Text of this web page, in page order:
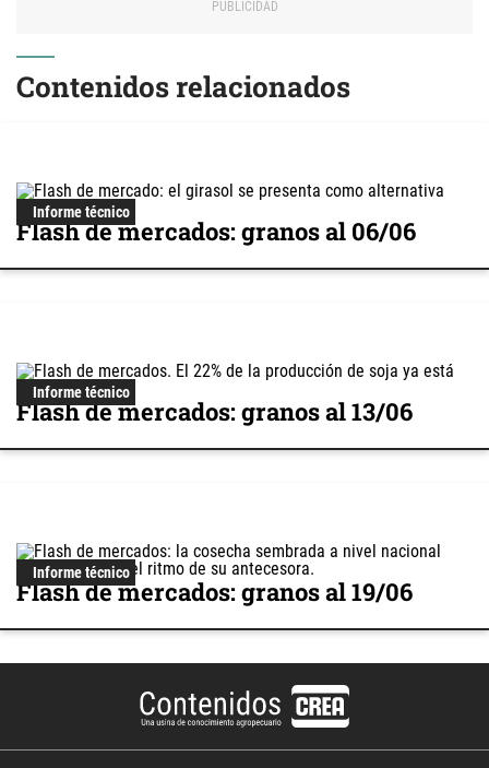
Contenidos relacionados
Informe técnico
Flash de mercados: granos al 06/06
Informe técnico
Flash de mercados: granos al 13/06
Informe técnico
Flash de mercados: granos al 19/06